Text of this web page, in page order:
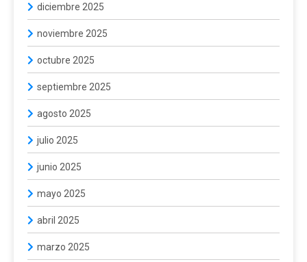
diciembre 2025
noviembre 2025
octubre 2025
septiembre 2025
agosto 2025
julio 2025
junio 2025
mayo 2025
abril 2025
marzo 2025